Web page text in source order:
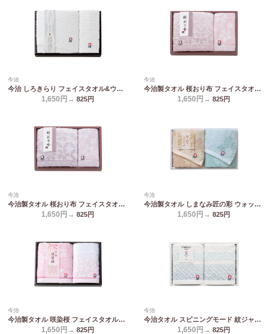
今治
今治 しろきらり フェイスタオル&ウォッシュタオル S-51150
1,650円→ 825円
今治
今治製タオル 桜おり布 フェイスタオル&ウォッシュタオル ピンク IS9615 PI/PU
1,650円→ 825円
今治
今治製タオル 桜おり布 フェイスタオル&ウォッシュタオル パープル IS9615 PI/PU
1,650円→ 825円
今治
今治製タオル しまなみ匠の彩 ウォッシュタオル2P IMM-019
1,650円→ 825円
今治
今治製タオル 咲染桜 フェイスタオル&ウォッシュタオル SZ-1501
1,650円→ 825円
今治
今治タオル スピニングモード 紋ジャガードウォッシュタオル2P SPT01749M
1,650円→ 825円